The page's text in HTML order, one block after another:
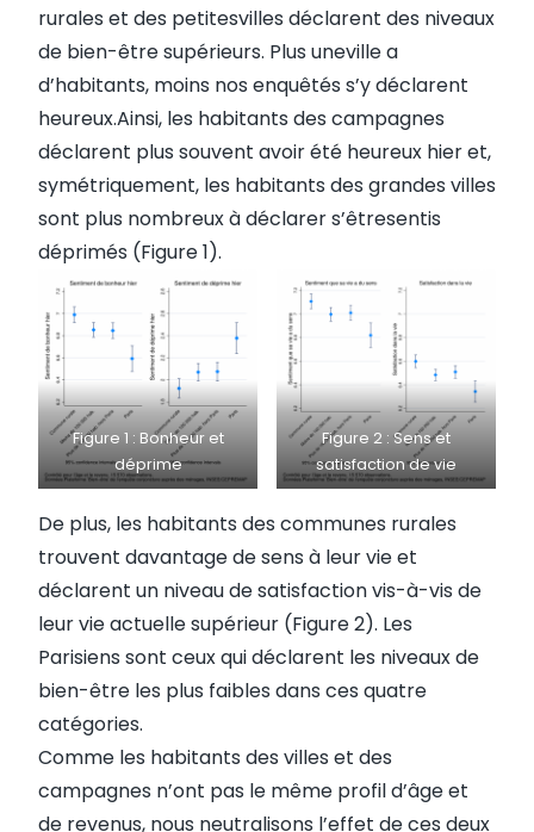
rurales et des petitesvilles déclarent des niveaux
de bien-être supérieurs. Plus uneville a
d’habitants, moins nos enquêtés s’y déclarent
heureux.Ainsi, les habitants des campagnes
déclarent plus souvent avoir été heureux hier et,
symétriquement, les habitants des grandes villes
sont plus nombreux à déclarer s’êtresentis
déprimés (Figure 1).
Figure 1 : Bonheur et
déprime
Figure 2 : Sens et
satisfaction de vie
De plus, les habitants des communes rurales
trouvent davantage de sens à leur vie et
déclarent un niveau de satisfaction vis-à-vis de
leur vie actuelle supérieur (Figure 2). Les
Parisiens sont ceux qui déclarent les niveaux de
bien-être les plus faibles dans ces quatre
catégories.
Comme les habitants des villes et des
campagnes n’ont pas le même profil d’âge et
de revenus, nous neutralisons l’effet de ces deux